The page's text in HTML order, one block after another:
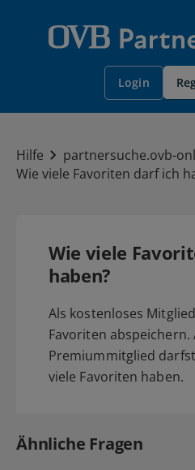
Login
Hilfe
partnersuche.ovb-
Wie viele Favoriten darf ich
Wie viele
haben?
Als kostenloses
Favoriten abspeichern.
Premiummitglied
viele Favoriten haben.
Ähnliche Fragen